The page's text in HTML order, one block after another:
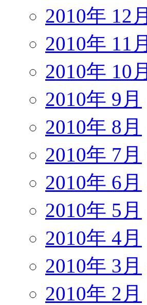
2010年 12月
2010年 11月
2010年 10月
2010年 9月
2010年 8月
2010年 7月
2010年 6月
2010年 5月
2010年 4月
2010年 3月
2010年 2月